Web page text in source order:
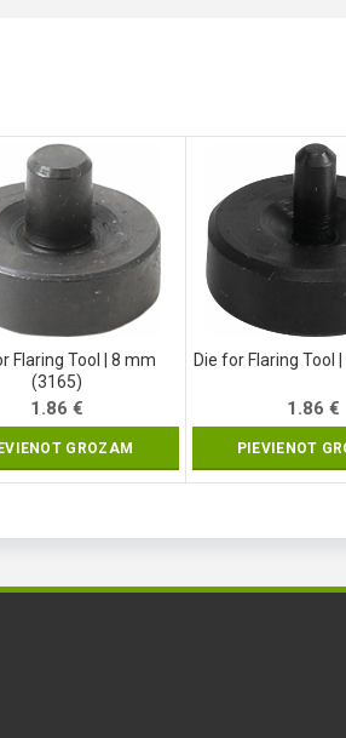
Flaring Tool | 8 mm
(3165)
1.86€
GROZAM
Die for Flaring Tool
1.86 €
PIEVIENOT